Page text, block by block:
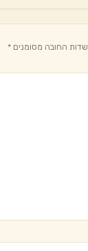
שדות החובה מסומנים *